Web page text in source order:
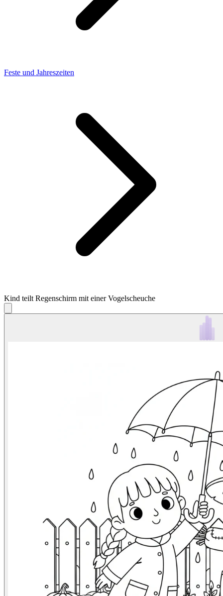
Feste und Jahreszeiten
Kind teilt Regenschirm mit einer Vogelscheuche